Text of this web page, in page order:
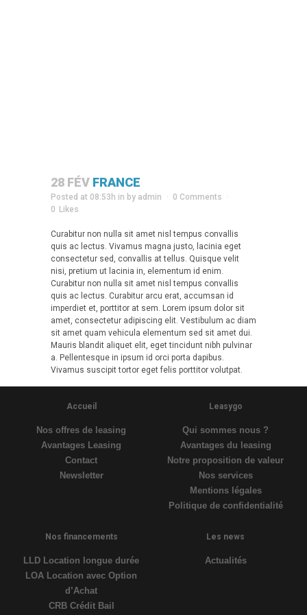
28 FÉV FRANCE
Posted at 08:53h in by admin
0 Comments
0 Likes
Curabitur non nulla sit amet nisl tempus convallis
quis ac lectus. Vivamus magna justo, lacinia eget
consectetur sed, convallis at tellus. Quisque velit
nisi, pretium ut lacinia in, elementum id enim.
Curabitur non nulla sit amet nisl tempus convallis
quis ac lectus. Curabitur arcu erat, accumsan id
imperdiet et, porttitor at sem. Lorem ipsum dolor sit
amet, consectetur adipiscing elit. Vestibulum ac diam
sit amet quam vehicula elementum sed sit amet dui.
Mauris blandit aliquet elit, eget tincidunt nibh pulvinar
a. Pellentesque in ipsum id orci porta dapibus.
Vivamus suscipit tortor eget felis porttitor volutpat.
Accueil
Nos offres de leasing
Avantages Leasing
Contact
Newsletter
Leasygo
Qui sommes nous ?
Avantages du leasing
Notre proposition de valeur
Nos services
Mentions légales
Politique de confidentialité
Nos financements
LLD Location longue durée
LOA Location avec Option
d’Achat
CRB Crédit Bail
Les news
Actualités